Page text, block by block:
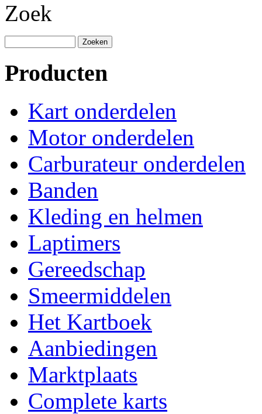
Zoek
Producten
Kart onderdelen
Motor onderdelen
Carburateur onderdelen
Banden
Kleding en helmen
Laptimers
Gereedschap
Smeermiddelen
Het Kartboek
Aanbiedingen
Marktplaats
Complete karts